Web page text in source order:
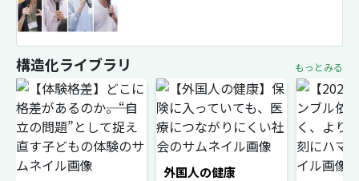
構造化ライブラリ もっとみる
外国人の健康